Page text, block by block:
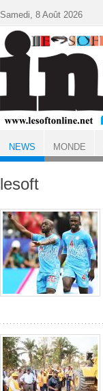
ACCUEIL NEWS
lesoft
Samedi, 8 Août 2026
NEWS MONDE